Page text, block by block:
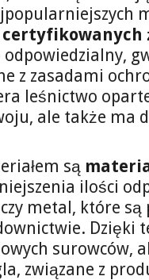
certyfikowanych
odpowiedzialny,
z zasadami
leśnictwo
ale także ma
są
ilości
metal, które
Dzięki
surowców,
związane z